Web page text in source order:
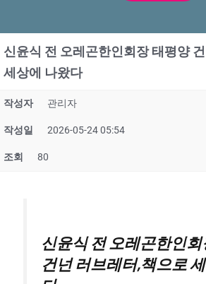
신윤식 전 오레곤한인회장 태평양
세상에 나왔다
작성자 관리자
작성일 2026-05-24 05:54
조회 80
신윤식 전 오레곤한인
건넌 러브레터,책으로